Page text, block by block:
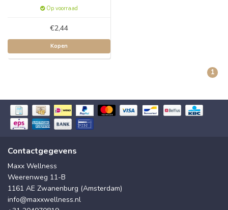
Op voorraad
€2,44
Kopen
1
Contactgegevens
Maxx Wellness
Weerenweg 11-B
1161 AE Zwanenburg (Amsterdam)
info@maxxwellness.nl